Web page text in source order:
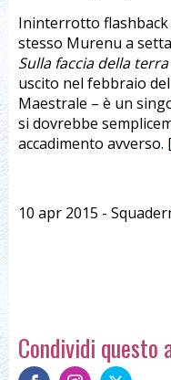
Ininterrotto
stesso Murenu a
Sulla faccia della terra
uscito nel febbraio
Maestrale – è un
si dovrebbe
accadimento avverso.
10 apr 2015 -
Condividi questo